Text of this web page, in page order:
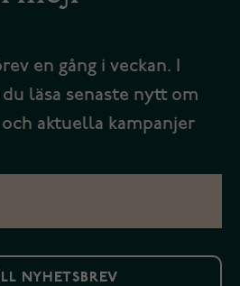
en gång i veckan. I
läsa senaste nytt om
aktuella kampanjer
NYHETSBREV